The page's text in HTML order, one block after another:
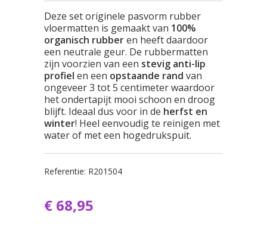
Deze set originele pasvorm rubber
vloermatten is gemaakt van 100%
organisch rubberen heeft daardoor
een neutrale geur. De rubbermatten
zijn voorzien van een stevig anti-lip
profiel en een opstaande rand van
ongeveer 3 tot 5 centimeter waardoor
het ondertapijt mooi schoon en droog
blijft. Ideaal dus voor in de herfst en
winter! Heel eenvoudig te reinigen met
water of met een hogedrukspuit.
Referentie: R201504
€ 68,95